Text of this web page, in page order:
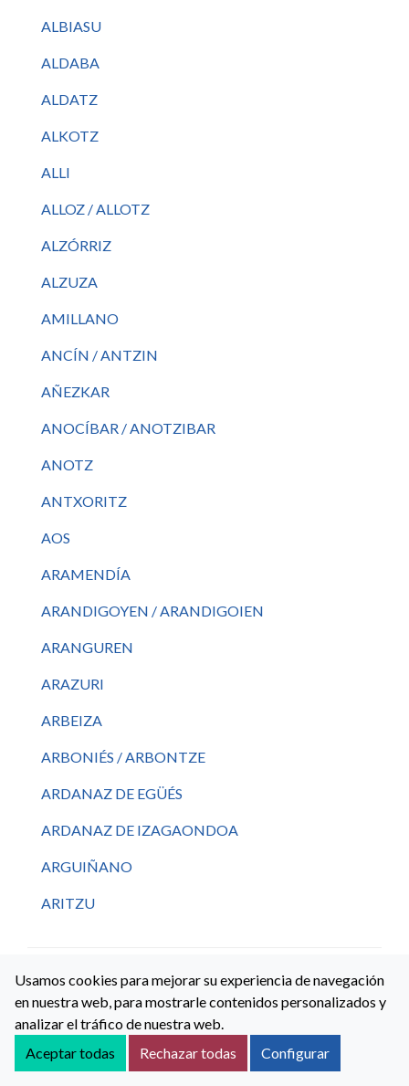
ALBIASU
ALDABA
ALDATZ
ALKOTZ
ALLI
ALLOZ / ALLOTZ
ALZÓRRIZ
ALZUZA
AMILLANO
ANCÍN / ANTZIN
AÑEZKAR
ANOCÍBAR / ANOTZIBAR
ANOTZ
ANTXORITZ
AOS
ARAMENDÍA
ARANDIGOYEN / ARANDIGOIEN
ARANGUREN
ARAZURI
ARBEIZA
ARBONIÉS / ARBONTZE
ARDANAZ DE EGÜÉS
ARDANAZ DE IZAGAONDOA
ARGUIÑANO
ARITZU
ÁRIZ
ARIZALA / ARITZALA
Usamos cookies para mejorar su experiencia de navegación
en nuestra web, para mostrarle contenidos personalizados y
analizar el tráfico de nuestra web.
Aceptar todas
Rechazar todas Configurar